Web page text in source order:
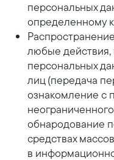
персональных
определенному
любые
персональных
лиц (передача
ознакомление с
обнародование
средствах
в